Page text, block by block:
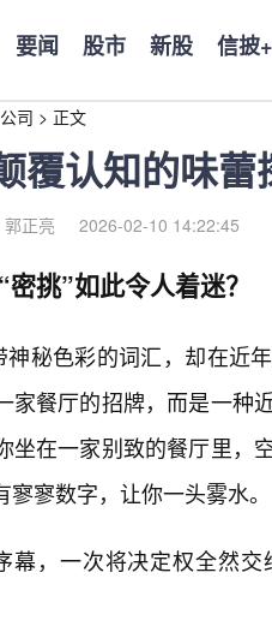
要闻 股市 新股 信披+
公司 > 正文
覆认知的味蕾
正亮 2026-02-10 14:22:45
挑”如此令人着迷？
神秘色彩的词汇，却在近
家餐厅的招牌，而是一种
坐在一家别致的餐厅里，
寥数字，让你一头雾水。
幕，一次将决定权全然